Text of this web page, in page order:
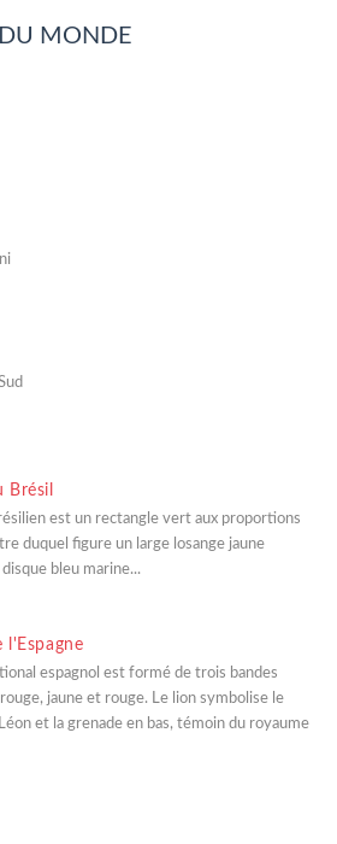
MONDE
Brésil
est un rectangle vert aux proportions
duquel figure un large losange jaune
bleu marine...
l'Espagne
espagnol est formé de trois bandes
jaune et rouge. Le lion symbolise le
et la grenade en bas, témoin du royaume